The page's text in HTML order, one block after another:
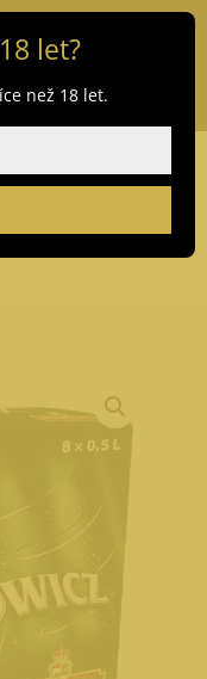
ležák 8 x 0,5 l
let?
než 18 let.